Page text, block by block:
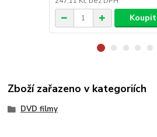
Koupit
Zboží zařazeno v kategoriích
DVD filmy